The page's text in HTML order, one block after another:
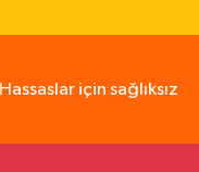
Hassaslar için sağlıksız